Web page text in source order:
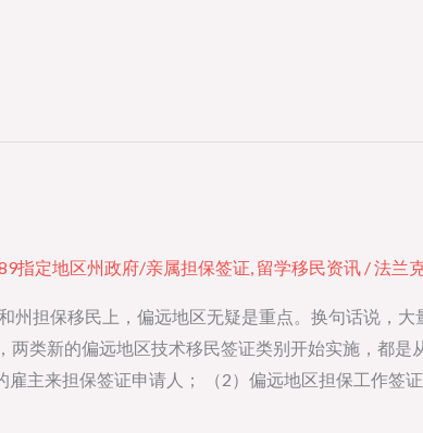
指定地区州政府/亲属担保签证, 留学移民资讯 /法兰
担保移民上，偏远地区无疑是重点。换句话说，大
类新的偏远地区技术移民签证类别开始实施，都是
雇主来担保签证申请人； （2）偏远地区担保工作签